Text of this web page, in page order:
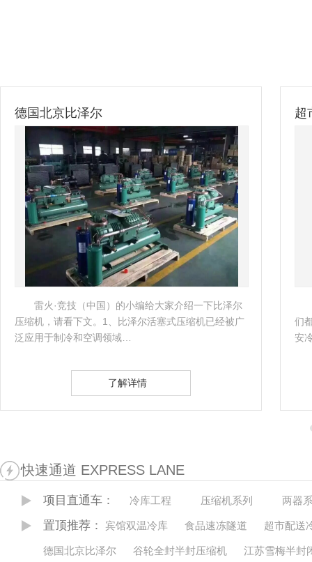
德国北京比泽尔
雷火·竞技（中国）的小编给大家介绍一下比泽尔
压缩机，请看下文。1、比泽尔活塞式压缩机已经被广
泛应用于制冷和空调领域…
了解详情
超
们
安
快速通道 EXPRESS LANE
项目直通车： 冷库工程 压缩机系列 两器
置顶推荐： 宾馆双温冷库 食品速冻隧道 超市配送
德国北京比泽尔 谷轮全封半封压缩机 江苏雪梅半封